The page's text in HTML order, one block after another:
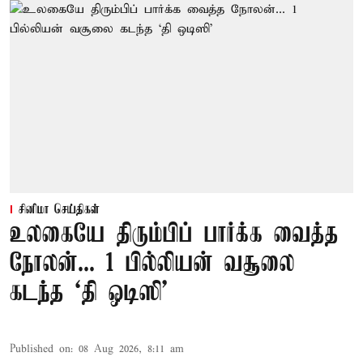
சினிமா செய்திகள்
உலகையே திரும்பிப் பார்க்க வைத்த
நோலன்... 1 பில்லியன் வசூலை
கடந்த ‘தி ஒடிஸி’
Published on: 08 Aug 2026, 8:11 am